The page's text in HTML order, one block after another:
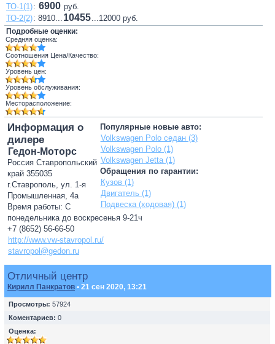
ТО-1(1): 6900 руб.
ТО-2(2): 8910... 10455...12000 руб.
Подробные оценки:
Средняя оценка:
Соотношения Цена/Качество:
Уровень цен:
Уровень обслуживания:
Месторасположение:
Популярные новые авто:
Volkswagen Polo седан (3)
Volkswagen Polo (1)
Volkswagen Jetta (1)
Обращения по гарантии:
Кузов (1)
Двигатель (1)
Подвеска (ходовая) (1)
Информация о
дилере
Гедон-Моторс
Россия Ставропольский
край 355035
г.Ставрополь, ул. 1-я
Промышленная, 4а
Время работы: С
понедельника до воскресенья 9-21ч
+7 (8652) 56-66-50
http://www.vw-stavropol.ru/
stavropol@gedon.ru
Отличный центр
Кирилл Панкратов • 21 сен 2020, 13:21
Просмотры: 57924
Коментариев: 0
Оценка: